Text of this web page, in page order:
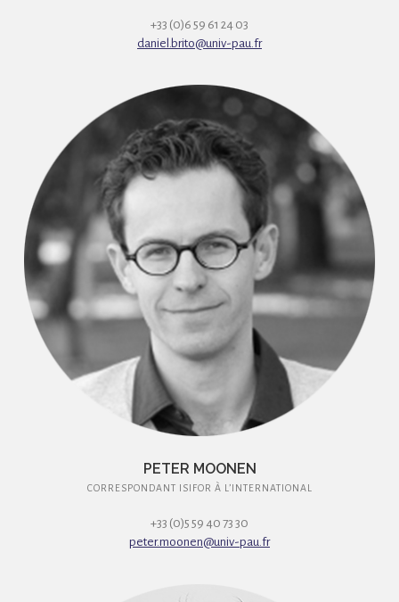
+33 (0)6 59 61 24 03
daniel.brito@univ-pau.fr
PETER MOONEN
CORRESPONDANT ISIFOR À L’INTERNATIONAL
+33 (0)5 59 40 73 30
peter.moonen@univ-pau.fr